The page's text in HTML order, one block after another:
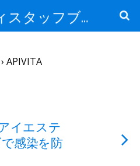
アイエスティスタッフブログ
APIVITA
イエステ
感染を防